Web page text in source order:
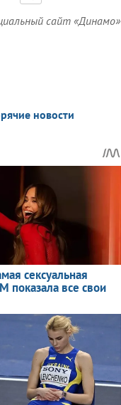
сайт «Динамо»
новости